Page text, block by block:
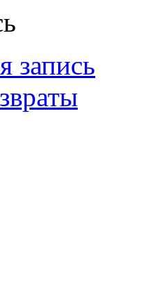
запись